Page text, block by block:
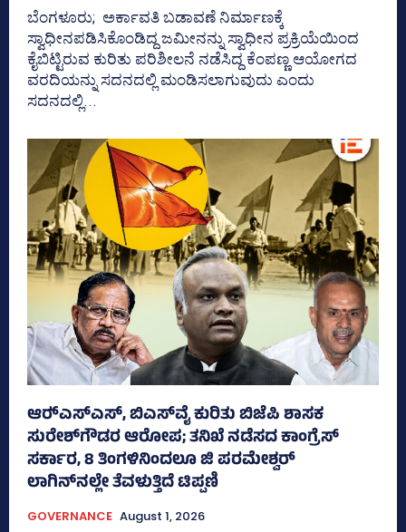
ಬೆಂಗಳೂರು; ಅರ್ಕಾವತಿ ಬಡಾವಣೆ ನಿರ್ಮಾಣಕ್ಕೆ
ಸ್ವಾಧೀನಪಡಿಸಿಕೊಂಡಿದ್ದ ಜಮೀನನ್ನು ಸ್ವಾಧೀನ ಪ್ರಕ್ರಿಯೆಯಿಂದ
ಕೈಬಿಟ್ಟಿರುವ ಕುರಿತು ಪರಿಶೀಲನೆ ನಡೆಸಿದ್ದ ಕೆಂಪಣ್ಣ ಆಯೋಗದ
ವರದಿಯನ್ನು ಸದನದಲ್ಲಿ ಮಂಡಿಸಲಾಗುವುದು ಎಂದು
ಸದನದಲ್ಲಿ...
ಆರ್‍‌ಎಸ್‌ಎಸ್‌, ಬಿಎಸ್‌ವೈ ಕುರಿತು ಬಿಜೆಪಿ ಶಾಸಕ
ಸುರೇಶ್‌ಗೌಡರ ಆರೋಪ; ತನಿಖೆ ನಡೆಸದ ಕಾಂಗ್ರೆಸ್‌
ಸರ್ಕಾರ, 8 ತಿಂಗಳಿನಿಂದಲೂ ಜಿ ಪರಮೇಶ್ವರ್
ಲಾಗಿನ್‌ನಲ್ಲೇ ತೆವಳುತ್ತಿದೆ ಟಿಪ್ಪಣಿ
GOVERNANCE August 1, 2026